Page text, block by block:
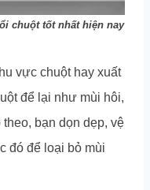
chuột tốt nhất hiện nay
vực chuột hay xuất
để lại như mùi hôi,
bạn dọn dẹp, vệ
đó để loại bỏ mùi